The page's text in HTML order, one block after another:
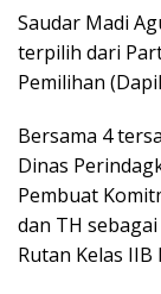
Saudar Madi
terpilih dari
Pemilihan
Bersama 4
Dinas
Pembuat
dan TH
Rutan Kelas